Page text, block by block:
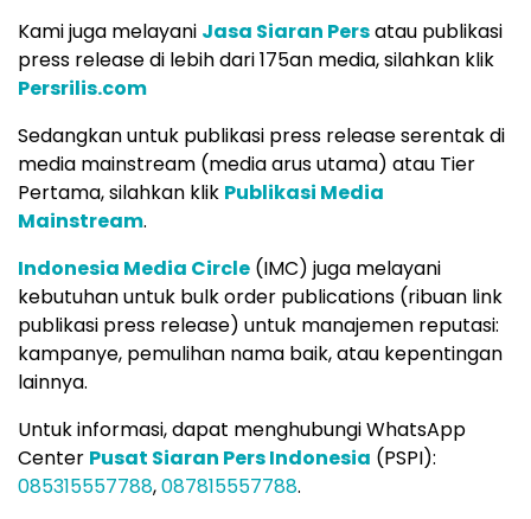
Kami juga melayani Jasa Siaran Persatau publikasi
press release di lebih dari 175an media, silahkan klik
Persrilis.com
Sedangkan untuk publikasi press release serentak di
media mainstream (media arus utama) atau Tier
Pertama, silahkan klik Publikasi Media
Mainstream.
Indonesia Media Circle (IMC) juga melayani
kebutuhan untuk bulk order publications (ribuan link
publikasi press release) untuk manajemen reputasi:
kampanye, pemulihan nama baik, atau kepentingan
lainnya.
Untuk informasi, dapat menghubungi WhatsApp
Center Pusat Siaran Pers Indonesia (PSPI):
085315557788,087815557788.